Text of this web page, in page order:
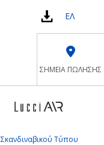
ΕΛ
ΣΗΜΕΙΑ ΠΩΛΗΣΗΣ
Σκανδιναβικού Τύπου